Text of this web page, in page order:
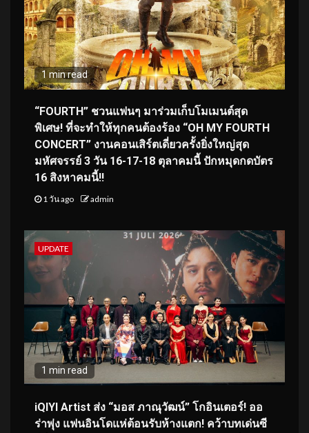
1 min read
“FOURTH” ชวนแฟนๆ มาร่วมเก็บโมเมนต์สุด
พิเศษ! ที่จะทำให้ทุกคนต้องร้อง “OH MY FOURTH
CONCERT” งานคอนเสิร์ตเดี่ยวครั้งยิ่งใหญ่สุด
มหัศจรรย์ 3 วัน 16-17-18 ตุลาคมนี้ ปักหมุดกดบัตร
16 สิงหาคมนี้!!
1 วัน ago admin
UPDATE
1 min read
iQIYI Artist ส่ง “มอส ภาณุวัฒน์” โกอินเตอร์! ออ
ร่าพุ่ง แฟนอินโดแห่ต้อนรับห้างแตก! คว้าบทเด่นซี